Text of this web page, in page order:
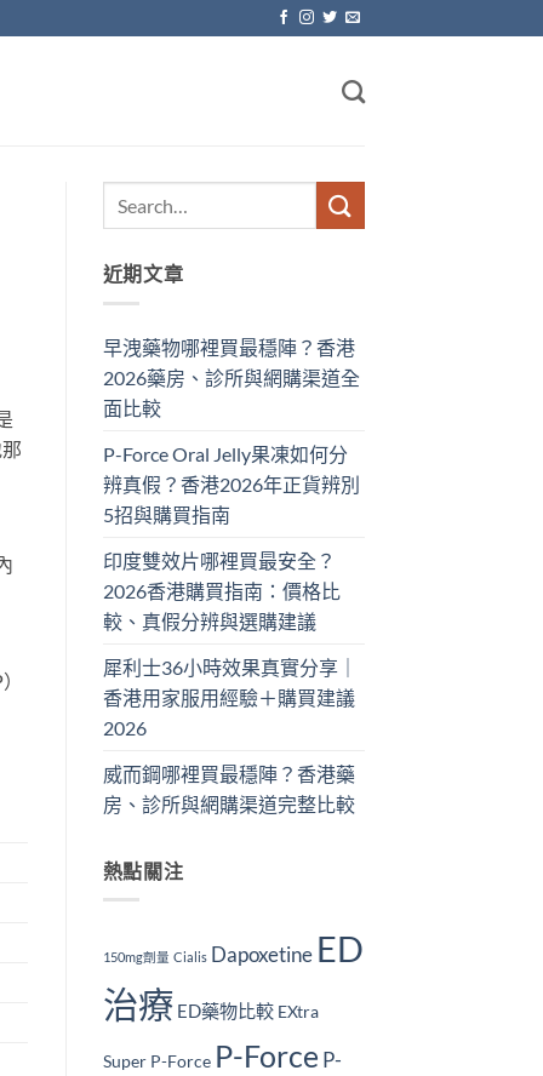
近期文章
早洩藥物哪裡買最穩陣？香港
2026藥房、診所與網購渠道全
面比較
P-Force Oral Jelly果凍如何分
辨真假？香港2026年正貨辨別
5招與購買指南
印度雙效片哪裡買最安全？
2026香港購買指南：價格比
較、真假分辨與選購建議
犀利士36小時效果真實分享｜
香港用家服用經驗＋購買建議
2026
威而鋼哪裡買最穩陣？香港藥
房、診所與網購渠道完整比較
熱點關注
150mg劑量 Cialis Dapoxetine ED
治療 ED藥物比較 EXtra
Super P-Force P-Force P-